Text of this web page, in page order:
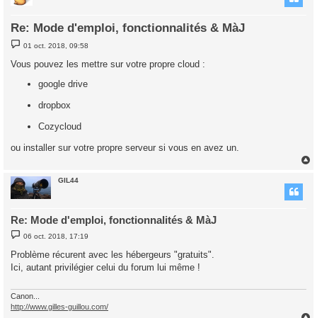
Re: Mode d'emploi, fonctionnalités & MàJ
M
e
s
01 oct. 2018, 09:58
Vous pouvez les mettre sur votre propre cloud :
google drive
dropbox
Cozycloud
ou installer sur votre propre serveur si vous en avez un.
GIL44
Re: Mode d'emploi, fonctionnalités & MàJ
M
e
s
06 oct. 2018, 17:19
Problème récurent avec les hébergeurs "gratuits".
Ici, autant privilégier celui du forum lui même !
Canon...
http://www.gilles-guillou.com/